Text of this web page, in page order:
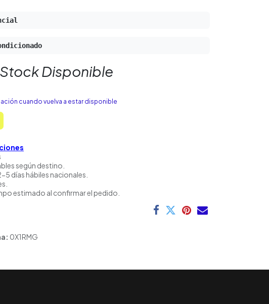
Disponible
cuando vuelva a estar disponible
según destino.
días hábiles nacionales.
estimado al confirmar el pedido.
0X1RMG